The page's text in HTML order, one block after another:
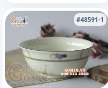
#48591-1